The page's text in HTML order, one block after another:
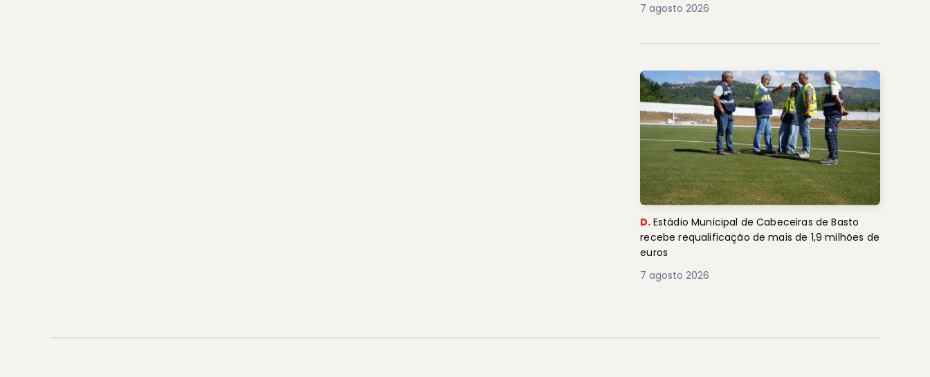
7 agosto 2026
D. Estádio Municipal de Cabeceiras de Basto
recebe requalificação de mais de 1,9 milhões de
euros
7 agosto 2026